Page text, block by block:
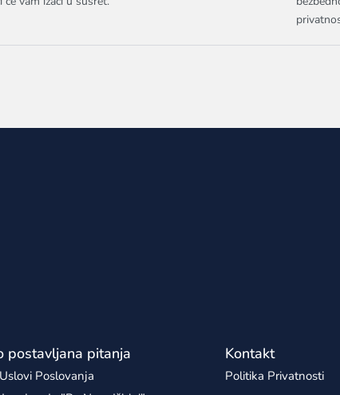
postavljana pitanja
Poslovanja
Kontakt
Politika Privatnosti